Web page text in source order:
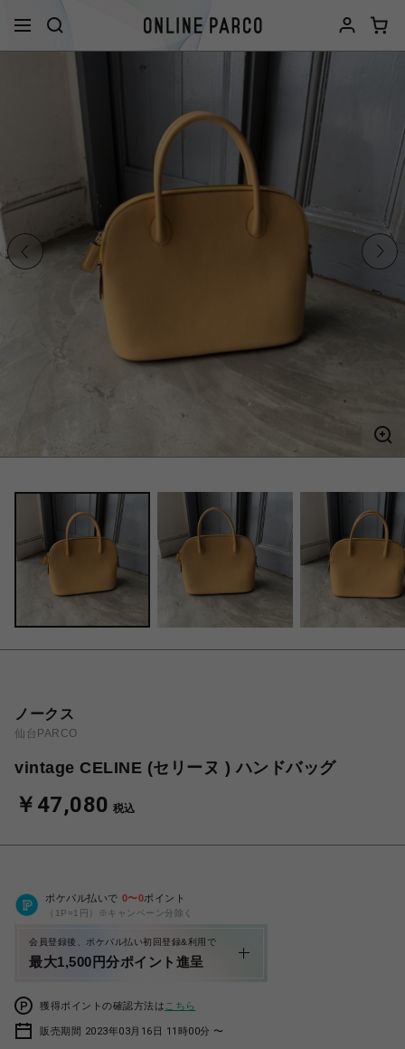
ノークス
仙台PARCO
vintage CELINE (セリーヌ ) ハンドバッグ
￥47,080 税込
ポケパル払いで 0〜0ポイント
（1P=1円）※キャンペーン分除く
会員登録後、ポケパル払い初回登録&利用で
最大1,500円分ポイント進呈
獲得ポイントの確認方法は こちら
販売期間 2023年03月16日 11時00分 〜